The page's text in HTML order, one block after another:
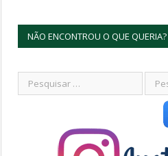
NÃO ENCONTROU O QUE QUERIA?